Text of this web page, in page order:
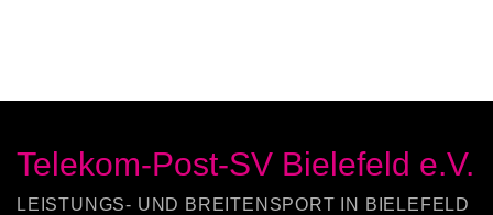
Telekom-Post-SV Bielefeld e.V.
LEISTUNGS- UND BREITENSPORT IN BIELEFELD